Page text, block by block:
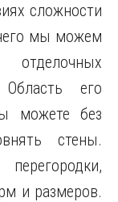
сложности
мы можем
отделочных
его
можете без
стены.
и размеров.